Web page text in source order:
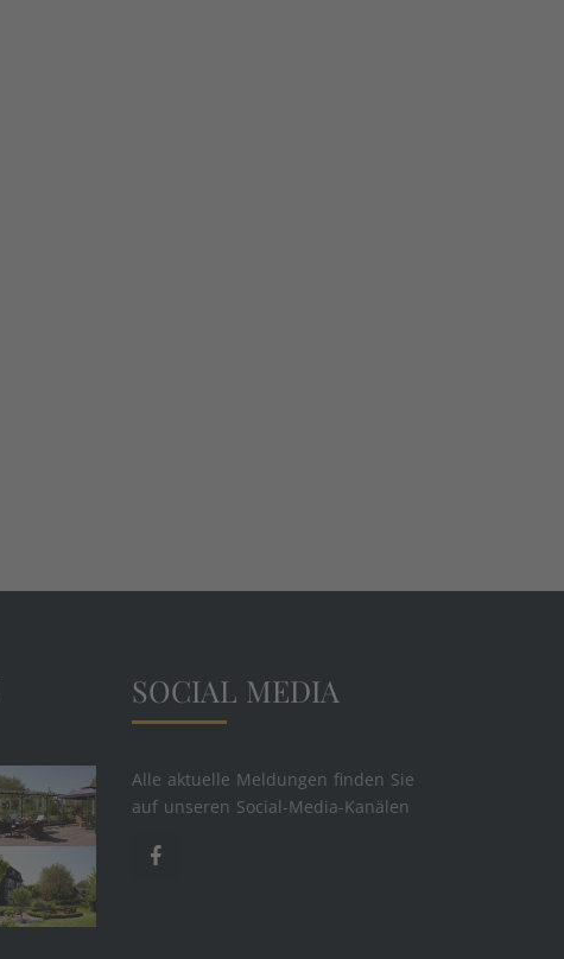
SOCIAL MEDIA
Alle aktuelle Meldungen finden Sie
auf unseren Social-Media-Kanälen